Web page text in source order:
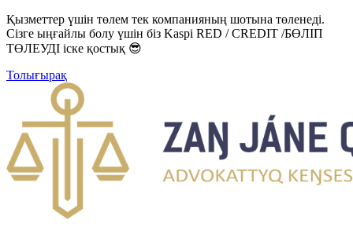
Қызметтер үшін төлем тек компанияның шотына төленеді.
Сізге ыңғайлы болу үшін біз Kaspi RED / CREDIT /БӨЛІП
ТӨЛЕУДІ іске қостық 😎
Толығырақ